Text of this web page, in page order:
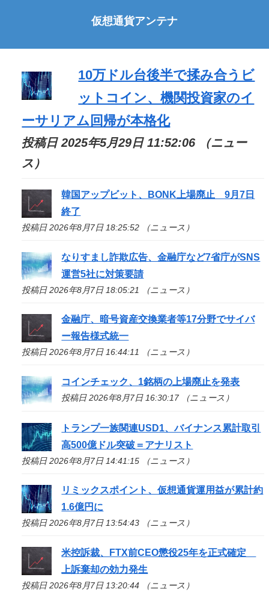
仮想通貨アンテナ
10万ドル台後半で揉み合うビ
ットコイン、機関投資家のイ
ーサリアム回帰が本格化
投稿日 2025年5月29日 11:52:06 （ニュー
ス）
韓国アップビット、BONK上場廃止 9月7日
終了
投稿日 2026年8月7日 18:25:52 （ニュース）
なりすまし詐欺広告、金融庁など7省庁がSNS
運営5社に対策要請
投稿日 2026年8月7日 18:05:21 （ニュース）
金融庁、暗号資産交換業者等17分野でサイバ
ー報告様式統一
投稿日 2026年8月7日 16:44:11 （ニュース）
コインチェック、1銘柄の上場廃止を発表
投稿日 2026年8月7日 16:30:17 （ニュース）
トランプ一族関連USD1、バイナンス累計取引
高500億ドル突破＝アナリスト
投稿日 2026年8月7日 14:41:15 （ニュース）
リミックスポイント、仮想通貨運用益が累計約
1.6億円に
投稿日 2026年8月7日 13:54:43 （ニュース）
米控訴裁、FTX前CEO懲役25年を正式確定
上訴棄却の効力発生
投稿日 2026年8月7日 13:20:44 （ニュース）